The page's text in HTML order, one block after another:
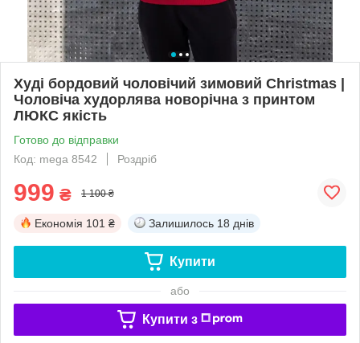
Худі бордовий чоловічий зимовий Christmas |
Чоловіча худорлява новорічна з принтом
ЛЮКС якість
Готово до відправки
Код: mega 8542
Роздріб
999 ₴ 1 100 ₴
Економія 101 ₴ Залишилось 18 днів
Купити
або
Купити з